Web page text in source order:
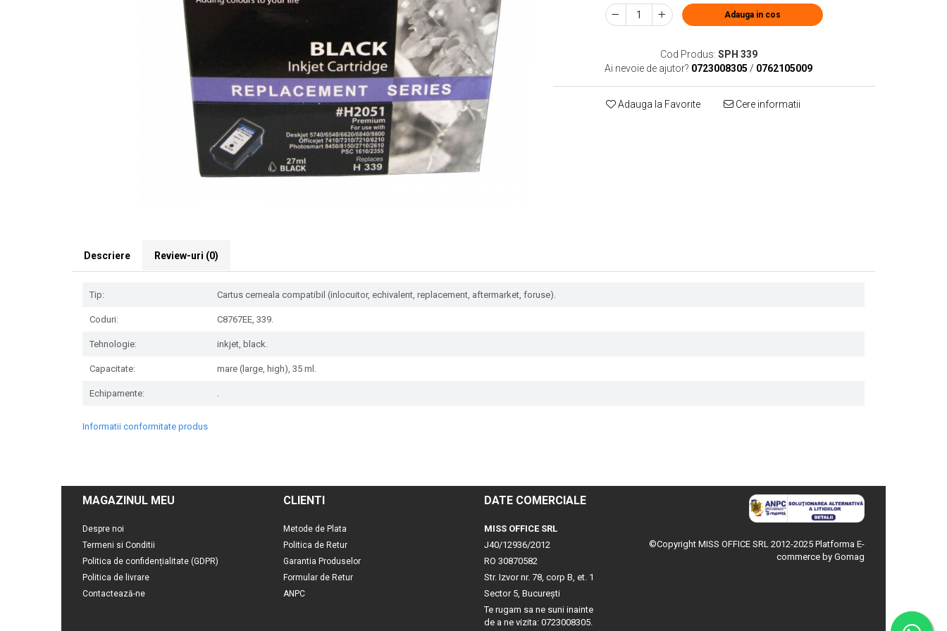
Adauga in cos
Cod Produs: SPH 339
Ai nevoie de ajutor? 0723008305 / 0762105009
Adauga la Favorite Cere informatii
Descriere Review-uri (0)
Tip: Cartus cerneala compatibil (inlocuitor, echivalent, replacement, aftermarket, foruse).
Coduri: C8767EE, 339.
Tehnologie: inkjet, black.
Capacitate: mare (large, high), 35 ml.
Echipamente: .
Informatii conformitate produs
MAGAZINUL MEU
Despre noi
Termeni si Conditii
Politica de confidențialitate (GDPR)
Politica de livrare
Contactează-ne
CLIENTI
Metode de Plata
Politica de Retur
Garantia Produselor
Formular de Retur
ANPC
DATE COMERCIALE
MISS OFFICE SRL
J40/12936/2012
RO 30870582
Str. Izvor nr. 78, corp B, et. 1
Sector 5, Bucureşti
Te rugam sa ne suni inainte
de a ne vizita: 0723008305.
©Copyright MISS OFFICE SRL 2012-2025 Platforma E-
commerce by Gomag